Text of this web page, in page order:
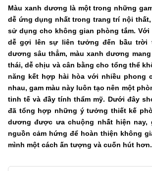
Màu xanh dương là một trong những
dễ ứng dụng nhất trong trang trí nội
sử dụng cho không gian phòng tắm. Với
dễ gợi lên sự liên tưởng đến bầu trời
dương sâu thẳm, màu xanh dương
thái, dễ chịu và cân bằng cho tổng thể
năng kết hợp hài hòa với nhiều phong
nhau, gam màu này luôn tạo nên một
tinh tế và đầy tính thẩm mỹ. Dưới đây
đã tổng hợp những ý tưởng thiết kế
dương được ưa chuộng nhất hiện nay,
nguồn cảm hứng để hoàn thiện không
mình một cách ấn tượng và cuốn hút hơn.